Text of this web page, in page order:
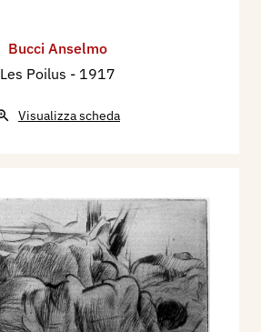
Bucci Anselmo
Les Poilus - 1917
Visualizza scheda